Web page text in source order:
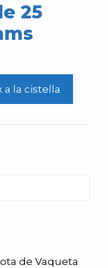
25
a la cistella
de Vaqueta